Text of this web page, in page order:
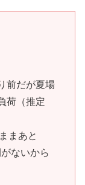
前だが夏場
荷（推定
まあと
ないから